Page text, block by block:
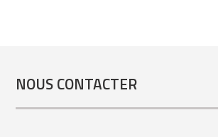
NOUS CONTACTER